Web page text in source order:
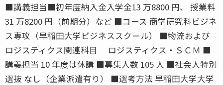
■講義担当■初年度納入金入学金13 万8800 円、 授業料
31 万8200 円（前期分）など ■コース 商学研究科ビジネ
ス専攻（早稲田大学ビジネススクール） ■物流および
ロジスティクス関連科目 ロジスティクス・ＳＣＭ ■
講義担当 10 年度は休講 ■募集人数 105 人 ■社会人特別
選抜 なし（企業派遣有り） ■選考方法 早稲田大学大学